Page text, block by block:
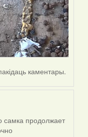
каментары.
самка продолжает